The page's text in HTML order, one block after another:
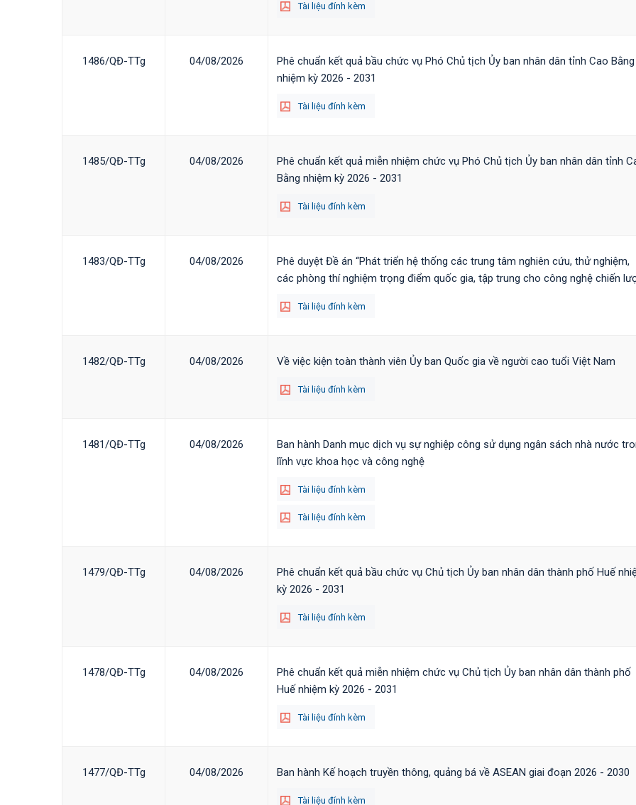
Tài liệu đính kèm
1486/QĐ-TTg 04/08/2026
Phê chuẩn kết quả bầu chức vụ Phó Chủ tịch Ủy ban nhân dân tỉnh Cao Bằng
nhiệm kỳ 2026 - 2031
Tài liệu đính kèm
1485/QĐ-TTg 04/08/2026
Phê chuẩn kết quả miễn nhiệm chức vụ Phó Chủ tịch Ủy ban nhân dân tỉnh
Bằng nhiệm kỳ 2026 - 2031
Tài liệu đính kèm
1483/QĐ-TTg 04/08/2026
Phê duyệt Đề án “Phát triển hệ thống các trung tâm nghiên cứu, thử nghiệm,
các phòng thí nghiệm trọng điểm quốc gia, tập trung cho công nghệ chiến
Tài liệu đính kèm
1482/QĐ-TTg 04/08/2026 Về việc kiện toàn thành viên Ủy ban Quốc gia về người cao tuổi Việt Nam
Tài liệu đính kèm
1481/QĐ-TTg 04/08/2026
Ban hành Danh mục dịch vụ sự nghiệp công sử dụng ngân sách nhà nước
lĩnh vực khoa học và công nghệ
Tài liệu đính kèm
Tài liệu đính kèm
1479/QĐ-TTg 04/08/2026
Phê chuẩn kết quả bầu chức vụ Chủ tịch Ủy ban nhân dân thành phố Huế
kỳ 2026 - 2031
Tài liệu đính kèm
1478/QĐ-TTg 04/08/2026
Phê chuẩn kết quả miễn nhiệm chức vụ Chủ tịch Ủy ban nhân dân thành phố
Huế nhiệm kỳ 2026 - 2031
Tài liệu đính kèm
1477/QĐ-TTg 04/08/2026 Ban hành Kế hoạch truyền thông, quảng bá về ASEAN giai đoạn 2026 - 2030
Tài liệu đính kèm